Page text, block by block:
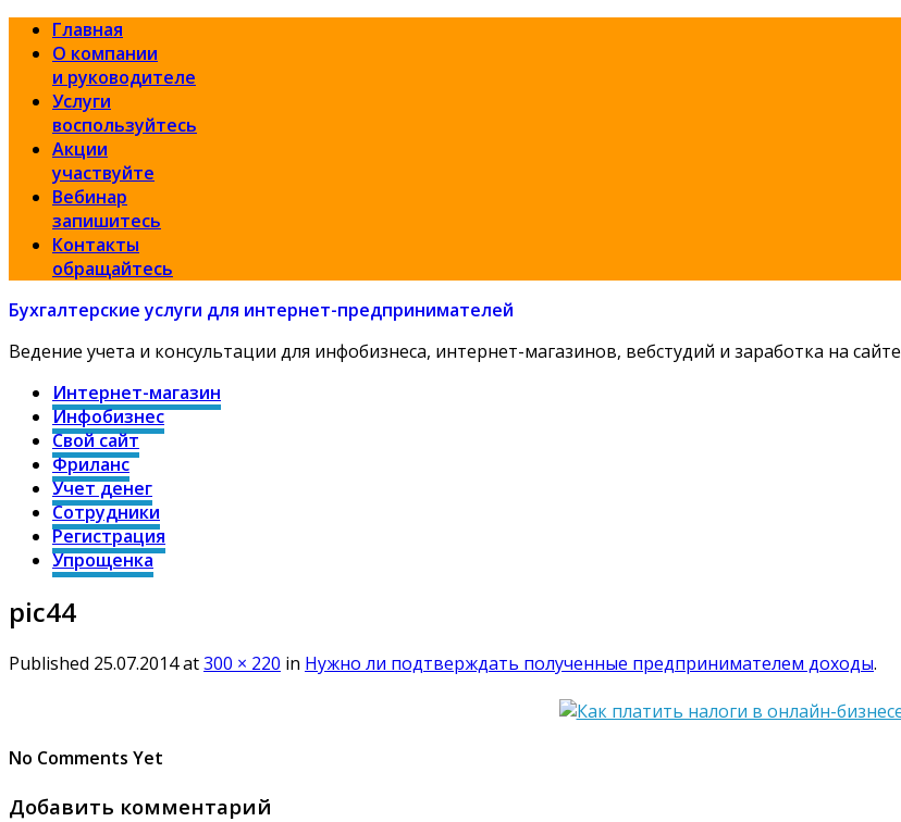
Главная
О компании
и руководителе
Услуги
воспользуйтесь
Акции
участвуйте
Вебинар
запишитесь
Контакты
обращайтесь
Бухгалтерские услуги для интернет-предпринимателей
Ведение учета и консультации для инфобизнеса, интернет-магазинов, вебстудий и заработка на сайте
Интернет-магазин
Инфобизнес
Свой сайт
Фриланс
Учет денег
Сотрудники
Регистрация
Упрощенка
pic44
Published 25.07.2014at300 × 220 in Нужно ли подтверждать полученные предпринимателем доходы.
No Comments Yet
Добавить комментарий